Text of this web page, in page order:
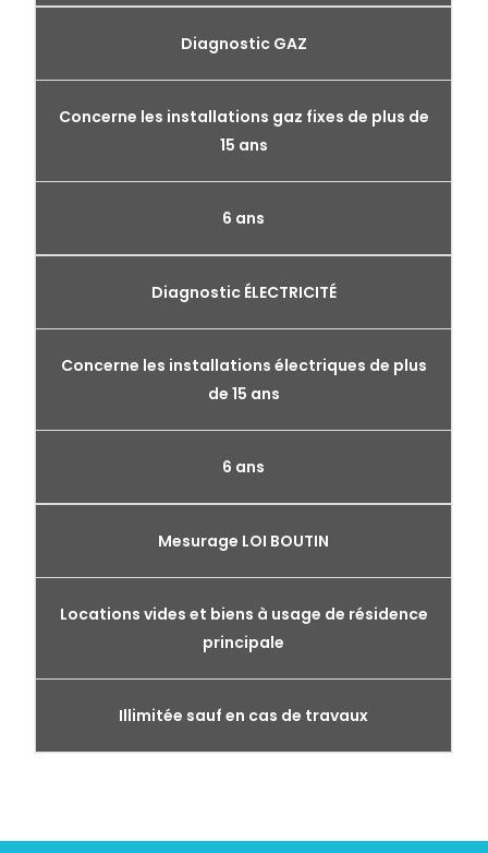
Diagnostic GAZ
Concerne les installations gaz fixes de plus de
15 ans
6 ans
Diagnostic ÉLECTRICITÉ
Concerne les installations électriques de plus
de 15 ans
6 ans
Mesurage LOI BOUTIN
Locations vides et biens à usage de résidence
principale
Illimitée sauf en cas de travaux